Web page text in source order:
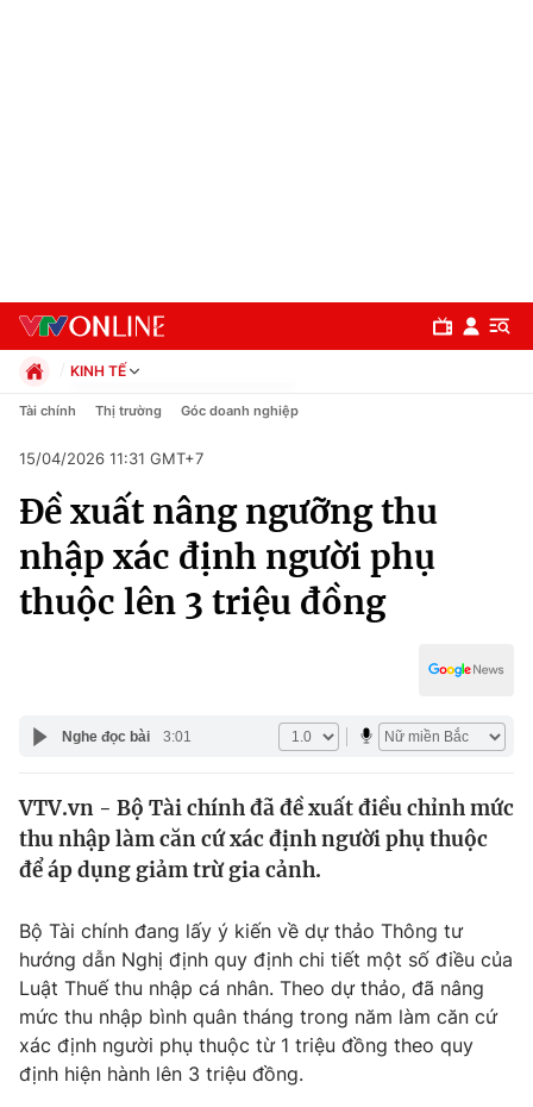
Chuyên mục
Chính trị
Xã hội
Y tế
Thế giới
Tin tức
Câu chuyện quốc tế
Kinh tế
Tài chính
Thị trường
Góc doanh nghiệp
Dữ liệu và đời sống
Truyền hình
Phim VTV
Giải trí
KINH TẾ
Chính trị
Pháp luật
Kinh tế
Thể thao
Truyền hình
Văn hóa - Giải trí
Y tế
Tài chính Thị trường Góc doanh nghiệp
15/04/2026 11:31 GMT+7
Đề xuất nâng ngưỡng thu
nhập xác định người phụ
thuộc lên 3 triệu đồng
Nghe đọc bài 3:01
VTV.vn - Bộ Tài chính đã đề xuất điều chỉnh mức
thu nhập làm căn cứ xác định người phụ thuộc
để áp dụng giảm trừ gia cảnh.
Bộ Tài chính đang lấy ý kiến về dự thảo Thông tư
hướng dẫn Nghị định quy định chi tiết một số điều của
Luật Thuế thu nhập cá nhân. Theo dự thảo, đã nâng
mức thu nhập bình quân tháng trong năm làm căn cứ
xác định người phụ thuộc từ 1 triệu đồng theo quy
định hiện hành lên 3 triệu đồng.